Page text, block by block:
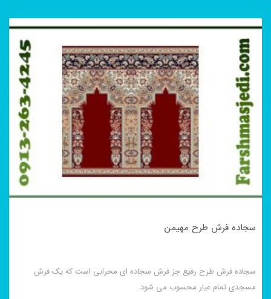
سجاده فرش طرح مهیمن
سجاده فرش طرح رفیع جز فرش سجاده ای محرابی است که یک فرش
مسجدی تمام عیار محسوب می شود.